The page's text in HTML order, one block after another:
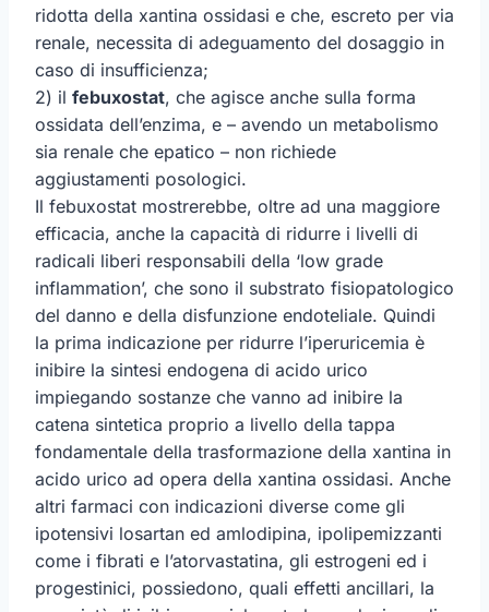
ridotta della xantina ossidasi e che, escreto per via
renale, necessita di adeguamento del dosaggio in
caso di insufficienza;
2) il febuxostat, che agisce anche sulla forma
ossidata dell’enzima, e – avendo un metabolismo
sia renale che epatico – non richiede
aggiustamenti posologici.
Il febuxostat mostrerebbe, oltre ad una maggiore
efficacia, anche la capacità di ridurre i livelli di
radicali liberi responsabili della ‘low grade
inflammation’, che sono il substrato fisiopatologico
del danno e della disfunzione endoteliale. Quindi
la prima indicazione per ridurre l’iperuricemia è
inibire la sintesi endogena di acido urico
impiegando sostanze che vanno ad inibire la
catena sintetica proprio a livello della tappa
fondamentale della trasformazione della xantina in
acido urico ad opera della xantina ossidasi. Anche
altri farmaci con indicazioni diverse come gli
ipotensivi losartan ed amlodipina, ipolipemizzanti
come i fibrati e l’atorvastatina, gli estrogeni ed i
progestinici, possiedono, quali effetti ancillari, la